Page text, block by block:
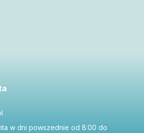
w dni powszednie od 8:00 do